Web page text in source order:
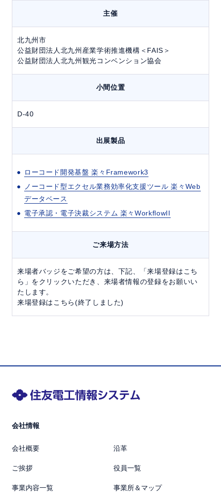
主催
北九州市
公益財団法人北九州産業学術推進機構＜FAIS＞
公益財団法人北九州観光コンベンション協会
小間位置
D-40
出展製品
ローコード開発基盤 楽々Framework3
ノーコード型エクセル業務効率化支援ツール 楽々Web
データベース
電子承認・電子決裁システム 楽々WorkflowII
ご来場方法
来場者バッジをご希望の方は、下記、「来場登録はこち
ら」をクリックいただき、来場者情報の登録をお願いい
たします。
来場登録はこちら(終了しました)
会社情報
会社概要 沿革
ご挨拶 役員一覧
事業内容一覧 事業所＆マップ